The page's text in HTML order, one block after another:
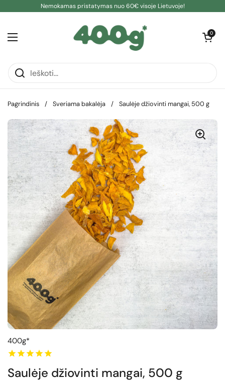
Pereiti prie turinioNemokamas pristatymas nuo 60€ visoje Lietuvoje!
Atidaryti meniu
Atidaryti
0
Pagrindinis / Sveriama bakalėja / Saulėje džiovinti mangai, 500 g
400g*
Saulėje džiovinti mangai, 500 g